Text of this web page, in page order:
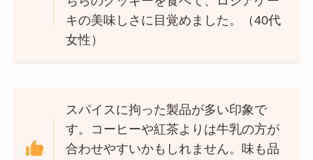
キの美味しさに目覚めました。（40代
女性）
スパイスに拘った製品が多い印象で
す。コーヒーや紅茶よりは牛乳の方が
合わせやすいかもしれません。味も品